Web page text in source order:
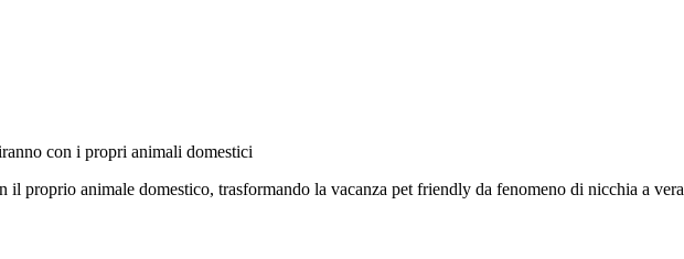
con i propri animali domestici
proprio animale domestico, trasformando la vacanza pet friendly da fenomeno di nicchia a